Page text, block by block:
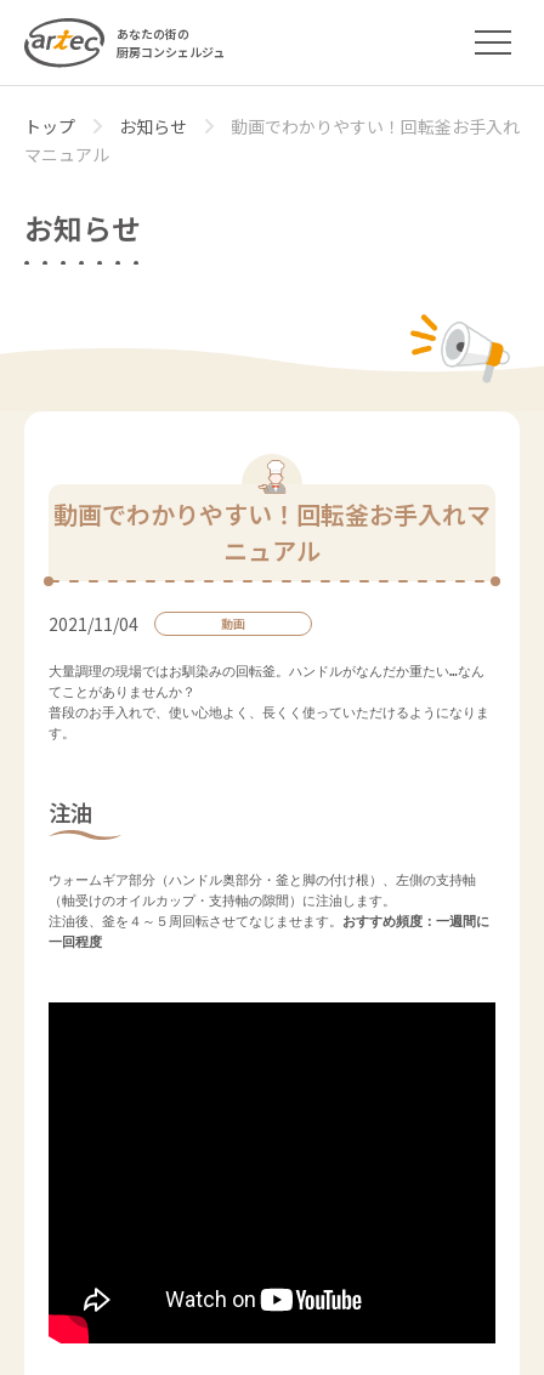
あなたの街の
厨房コンシェルジュ
トップ お知らせ
動画でわかりやすい！回転釜お手入れ
マニュアル
お知らせ
動画でわかりやすい！回転釜お手入れマ
ニュアル
2021/11/04 動画
大量調理の現場ではお馴染みの回転釜。ハンドルがなんだか重たい…なん
てことがありませんか？
普段のお手入れで、使い心地よく、長くく使っていただけるようになりま
注油
ウォームギア部分（ハンドル奥部分・釜と脚の付け根）、左側の支持軸
（軸受けのオイルカップ・支持軸の隙間）に注油します。
注油後、釜を４～５周回転させてなじませます。 おすすめ頻度：一週間に
一回程度